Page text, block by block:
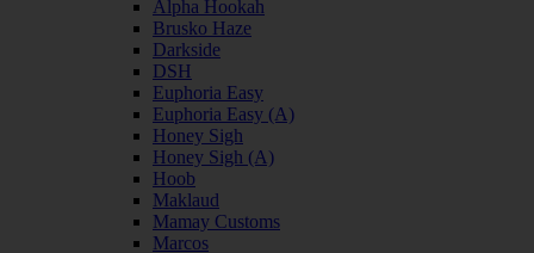
Alpha Hookah
Brusko Haze
Darkside
DSH
Euphoria Easy
Euphoria Easy (А)
Honey Sigh
Honey Sigh (А)
Hoob
Maklaud
Mamay Customs
Marcos